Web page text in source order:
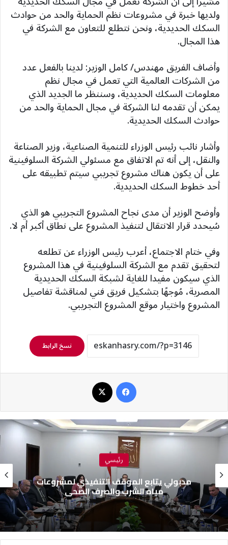
ولديها خبرة في مشروعات نظم الحماية والحد من حوادث
السكك الحديدية، ونحن نتطلع للتعاون مع الشركة في
هذا المجال.
وأضاف الفريق مهندس/ كامل الوزير: لدينا بالفعل عدد
من الشركات العالمية التي تعمل في مجال نظم
معلومات السكك الحديدية، وسننظر ما الجديد الذي
يمكن أن تقدمه لنا الشركة في مجال الحماية والحد من
حوادث السكك الحديدية.
وأشار نائب رئيس الوزراء للتنمية الصناعية، وزير الصناعة
والنقل، إلى أنه تم الاتفاق مع مسئولي الشركة السلوفينية
على أن يكون هناك مشروع تجريبي سيتم تطبيقه على
أحد خطوط السكك الحديدية.
وأوضح الوزير أن مدى نجاح المشروع التجريبي هو الذي
سُيحدد قرار الانتقال لتنفيذ المشروع على نطاق أكبر أم لا.
وفي ختام الاجتماع، أعرب رئيس الوزراء عن تطلعه
لتحقيق تقدم مع الشركة السلوفينية في هذا المشروع
الذي سيكون مفيدا للغاية لشبكة السكك الحديدية
المصرية، مُوجهًا بتشكيل فريق فني لمناقشة تفاصيل
المشروع واختيار موقع المشروع التجريبي.
نسخ الرابط
رئيسي
مدبولي يتابع الموقف التنفيذي لمشروعات
مياه الشرب والصرف الصحي